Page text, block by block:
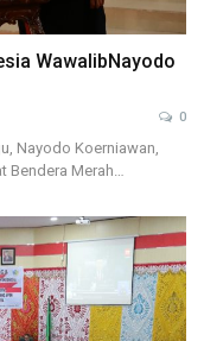
WawalibNayodo
0
Nayodo Koerniawan,
Bendera Merah…